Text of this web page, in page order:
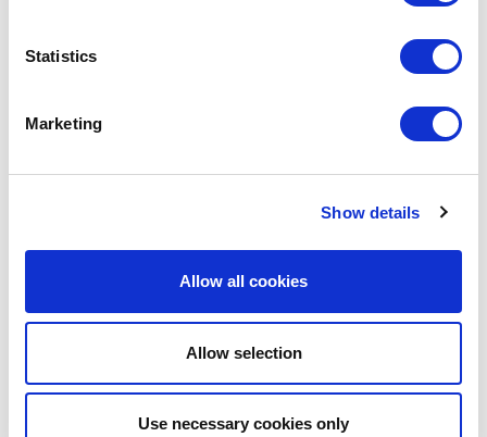
Statistics
Marketing
Show details
Allow all cookies
Allow selection
Use necessary cookies only
FOREST GREEN